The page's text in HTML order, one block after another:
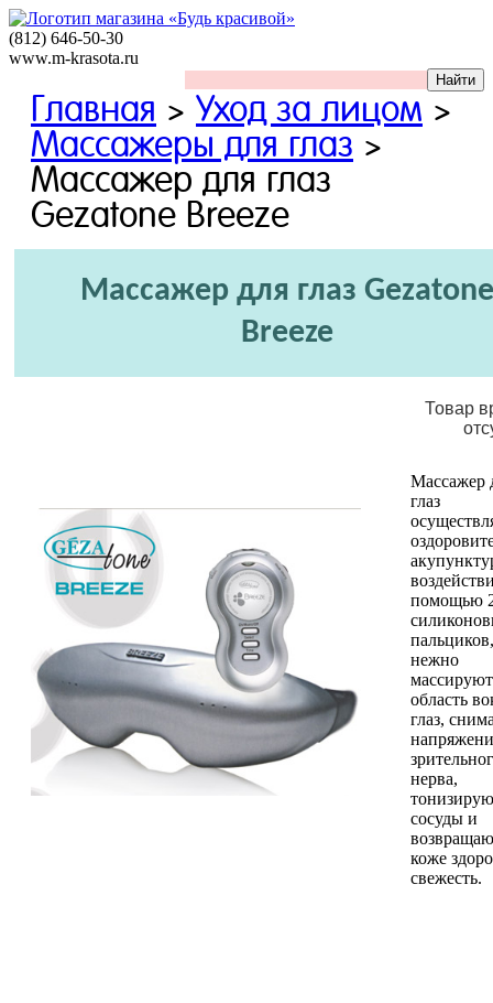
(812) 646-50-30
www.m-krasota.ru
Главная > Уход за лицом >
Массажеры для глаз >
Массажер для глаз
Gezatone Breeze
Массажер для глаз Gezatone
Breeze
Товар
Массажер
глаз
помощью
нежно
массируют
область
глаз,
нерва,
сосуды и
коже
свежесть.